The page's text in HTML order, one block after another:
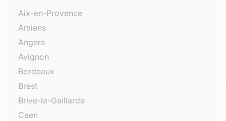
Aix-en-Provence
Amiens
Angers
Avignon
Bordeaux
Brest
Brive-la-Gaillarde
Caen